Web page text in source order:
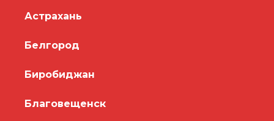
Астрахань
Белгород
Биробиджан
Благовещенск